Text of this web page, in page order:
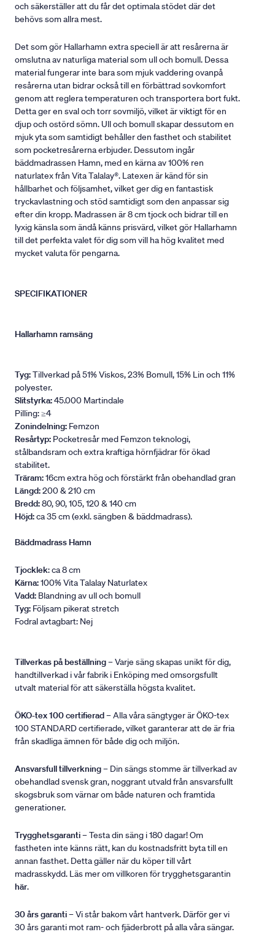
och säkerställer att du får det optimala stödet där det
behövs som allra mest.
Det som gör Hallarhamn extra speciell är att resårerna är
omslutna av naturliga material som ull och bomull. Dessa
material fungerar inte bara som mjuk vaddering ovanpå
resårerna utan bidrar också till en förbättrad sovkomfort
genom att reglera temperaturen och transportera bort fukt.
Detta ger en sval och torr sovmiljö, vilket är viktigt för en
djup och ostörd sömn. Ull och bomull skapar dessutom en
mjuk yta som samtidigt behåller den fasthet och stabilitet
som pocketresårerna erbjuder. Dessutom ingår
bäddmadrassen Hamn, med en kärna av 100% ren
naturlatex från Vita Talalay®. Latexen är känd för sin
hållbarhet och följsamhet, vilket ger dig en fantastisk
tryckavlastning och stöd samtidigt som den anpassar sig
efter din kropp. Madrassen är 8 cm tjock och bidrar till en
lyxig känsla som ändå känns prisvärd, vilket gör Hallarhamn
till det perfekta valet för dig som vill ha hög kvalitet med
mycket valuta för pengarna.
SPECIFIKATIONER
Hallarhamn ramsäng
Tyg:Tillverkad på 51% Viskos, 23% Bomull, 15% Lin och 11%
polyester.
Slitstyrka:45.000 Martindale
Pilling: ≥4
Zonindelning: Femzon
Resårtyp: Pocketresår med Femzon teknologi,
stålbandsram och extra kraftiga hörnfjädrar för ökad
stabilitet.
Träram:16cm extra hög och förstärkt från obehandlad gran
Längd:200 & 210 cm
Bredd:80, 90, 105, 120 & 140 cm
Höjd:ca 35 cm (exkl. sängben & bäddmadrass).
Bäddmadrass Hamn
Tjocklek: ca 8 cm
Kärna:100% Vita Talalay Naturlatex
Vadd: Blandning av ull och bomull
Tyg: Följsam pikerat stretch
Fodral avtagbart: Nej
Tillverkas på beställning– Varje säng skapas unikt för dig,
handtillverkad i vår fabrik i Enköping med omsorgsfullt
utvalt material för att säkerställa högsta kvalitet.
ÖKO-tex 100 certifierad– Alla våra sängtyger är ÖKO-tex
100 STANDARD certifierade, vilket garanterar att de är fria
från skadliga ämnen för både dig och miljön.
Ansvarsfull tillverkning– Din sängs stomme är tillverkad av
obehandlad svensk gran, noggrant utvald från ansvarsfullt
skogsbruk som värnar om både naturen och framtida
generationer.
Trygghetsgaranti– Testa din säng i 180 dagar! Om
fastheten inte känns rätt, kan du kostnadsfritt byta till en
annan fasthet. Detta gäller när du köper till vårt
madrasskydd. Läs mer om villkoren för trygghetsgarantin
här.
30 års garanti– Vi står bakom vårt hantverk. Därför ger vi
30 års garanti mot ram- och fjäderbrott på alla våra sängar.